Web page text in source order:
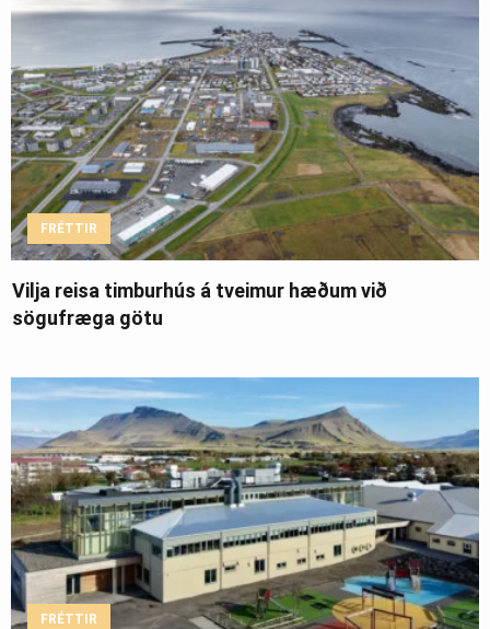
FRÉTTIR
Vilja reisa timburhús á tveimur hæðum við
sögufræga götu
FRÉTTIR